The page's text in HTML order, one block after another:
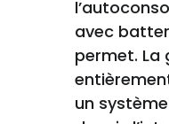
avec
permet. La
un